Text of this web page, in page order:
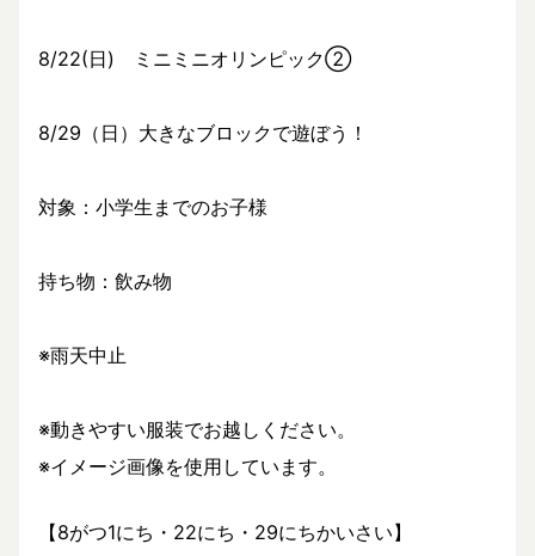
8/22(日) ミニミニオリンピック②
8/29（日）大きなブロックで遊ぼう！
対象：小学生までのお子様
持ち物：飲み物
※雨天中止
※動きやすい服装でお越しください。
※イメージ画像を使用しています。
【8がつ1にち・22にち・29にちかいさい】